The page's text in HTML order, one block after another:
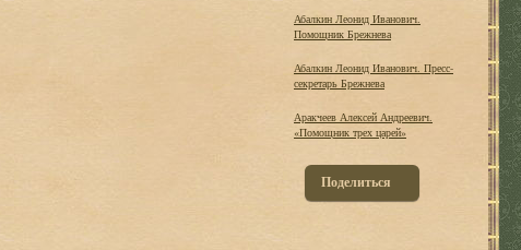
Абалкин Леонид Иванович.
Помощник Брежнева
Абалкин Леонид Иванович. Пресс-
секретарь Брежнева
Аракчеев Алексей Андреевич.
«Помощник трех царей»
Поделиться